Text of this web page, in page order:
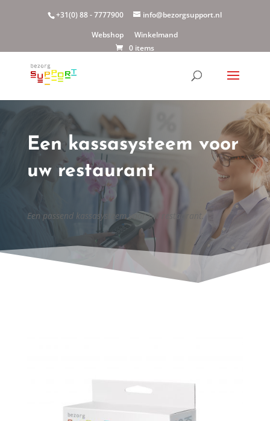
+31(0) 88 - 7777900
info@bezorgsupport.nl
Webshop
Winkelmand
0 items
Een kassasysteem voor
uw restaurant
Een passend kassasysteem voor uw restaurant.